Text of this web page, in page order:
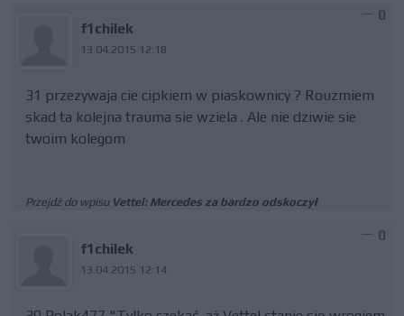
f1chilek
13.04.2015 12:18
0
31 przezywaja cie cipkiem w piaskownicy ? Rouzmiem
skad ta kolejna trauma sie wziela . Ale nie dziwie sie
twoim kolegom
Przejdź do wpisu Vettel: Mercedes za bardzo odskoczył
f1chilek
13.04.2015 12:14
0